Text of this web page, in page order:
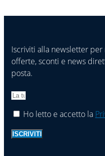
Iscriviti alla newsletter
offerte, sconti e news
posta.
Ho letto e accetto la
ISCRIVITI